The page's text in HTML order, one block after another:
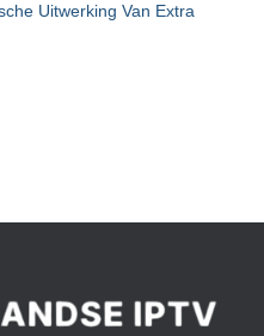
Uitwerking Van Extra